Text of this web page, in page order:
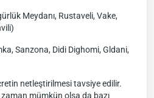
Meydanı, Rustaveli, Vake,
Sanzona, Didi Dighomi, Gldani,
netleştirilmesi tavsiye edilir.
mümkün olsa da bazı